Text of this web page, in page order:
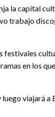
la capital
trabajo
festivales
en los
viajará a